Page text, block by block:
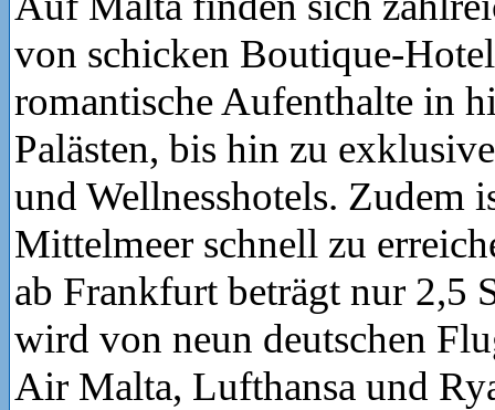
von schicken Boutique-
romantische Aufenthalte in
Palästen, bis hin zu
und Wellnesshotels. Zudem
Mittelmeer schnell zu
ab Frankfurt beträgt nur 2,5
wird von neun deutschen
Air Malta, Lufthansa und